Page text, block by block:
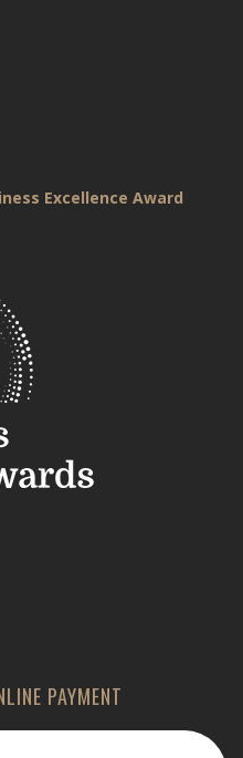
Excellence Award
PAYMENT